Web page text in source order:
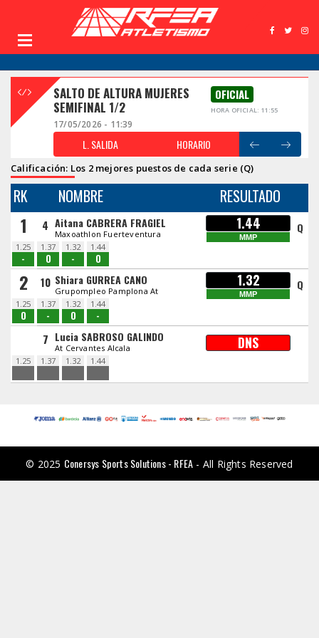
SALTO DE ALTURA MUJERES
SEMIFINAL 1/2
OFICIAL
HORA OFICIAL: 11:55
17/05/2026 - 11:39
L. SALIDA HORARIO
Calificación: Los 2 mejores puestos de cada serie (Q)
RK NOMBRE RESULTADO
1 4 Aitana CABRERA FRAGIEL
Maxoathlon Fuerteventura
1.44
MMP
Q
1.25
-
1.37
O
1.32
-
1.44
O
2 10 Shiara GURREA CANO
Grupompleo Pamplona At
1.32
MMP
Q
1.25
O
1.37
-
1.32
O
1.44
-
7 Lucia SABROSO GALINDO
At Cervantes Alcala DNS
1.25 1.37 1.32 1.44
© 2025 Conersys Sports Solutions - RFEA - All Rights Reserved